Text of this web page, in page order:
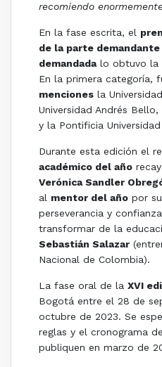
recomiendo
En la fase escrita, el
de la parte
demandadalo obtuvo la
En la primera categoría,
mencionesla
Universidad Andrés
y la Pontificia
Durante esta edición el
académico del año
Verónica Sandler
al mentor del añopor su
perseverancia y
transformar de la
Sebastián Salazar
Nacional de Colombia).
La fase oral de la XVI
Bogotá entre el 28 de
octubre de 2023. Se
reglas y el cronograma
publiquen en marzo de